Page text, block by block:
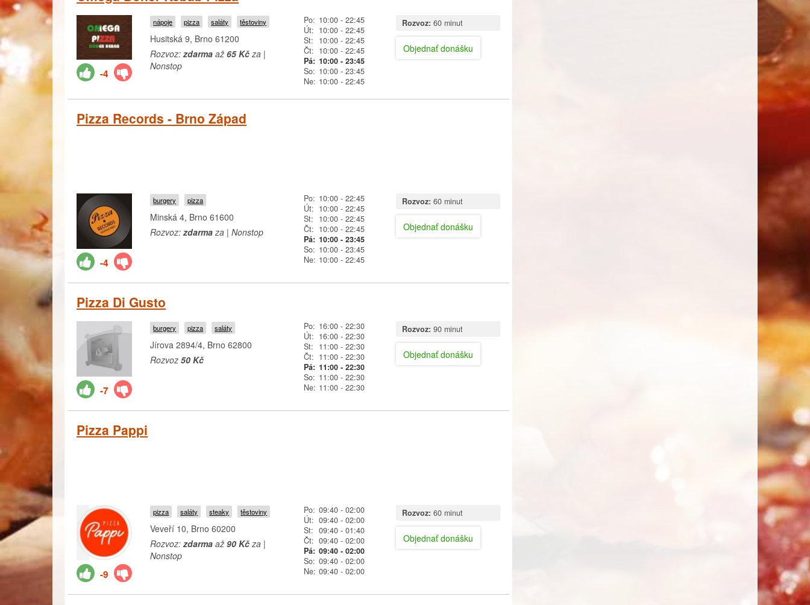
-4
nápoje pizza saláty těstoviny
Husitská 9, Brno 61200
Rozvoz:zdarma až65 Kč za |
Nonstop
Po: 10:00- 22:45
Út: 10:00- 22:45
St:
10:00- 22:45
Čt: 10:00- 22:45
Pá: 10:00- 23:45
So: 10:00- 23:45
Ne: 10:00- 22:45
Rozvoz: 60 minut
Objednať donášku
Pizza Records - Brno Západ
-4
burgery pizza
Minská 4, Brno 61600
Rozvoz:zdarma za | Nonstop
Po: 10:00- 22:45
Út: 10:00- 22:45
St:
10:00- 22:45
Čt: 10:00- 22:45
Pá: 10:00- 23:45
So: 10:00- 23:45
Ne: 10:00- 22:45
Rozvoz: 60 minut
Objednať donášku
Pizza Di Gusto
-7
burgery pizza saláty
Jírova 2894/4, Brno 62800
Rozvoz 50 Kč
Po: 16:00- 22:30
Út: 16:00- 22:30
St:
11:00- 22:30
Čt: 11:00- 22:30
Pá: 11:00- 22:30
So: 11:00- 22:30
Ne: 11:00- 22:30
Rozvoz: 90 minut
Objednať donášku
Pizza Pappi
-9
pizza saláty steaky těstoviny
Veveří 10, Brno 60200
Rozvoz:zdarma až90 Kč za |
Nonstop
Po: 09:40- 02:00
Út: 09:40- 02:00
St: 09:40- 01:40
Čt: 09:40- 02:00
Pá: 09:40- 02:00
So: 09:40- 02:00
Ne: 09:40- 02:00
Rozvoz: 60 minut
Objednať donášku